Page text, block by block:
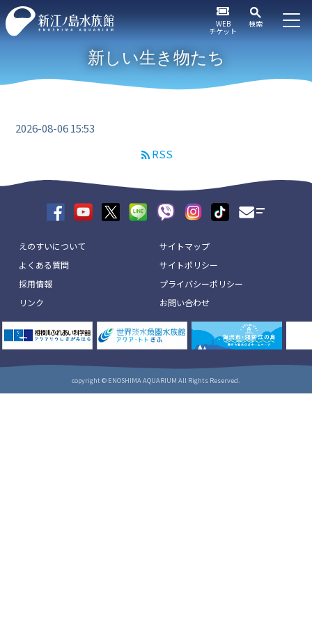
WEB
チケット
検索
新しい生き物たち
2026-08-06 15:53
RSS
えのすいについて
よくある質問
採用情報
リンク
サイトマップ
サイトポリシー
プライバシーポリシー
お問い合わせ
copyright © ENOSHIMA AQUARIUM All Rights Reserved.